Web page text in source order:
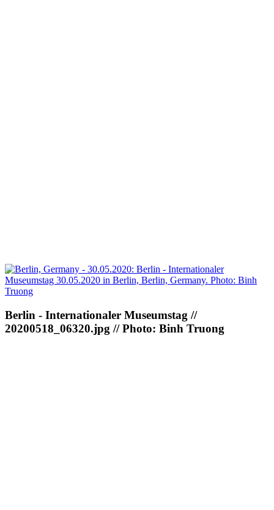
Berlin - Internationaler Museumstag //
20200518_06320.jpg // Photo: Binh Truong